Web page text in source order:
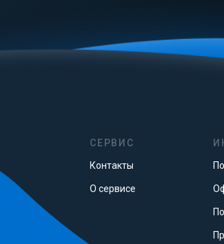
СЕРВИС
Контакты
О сервисе